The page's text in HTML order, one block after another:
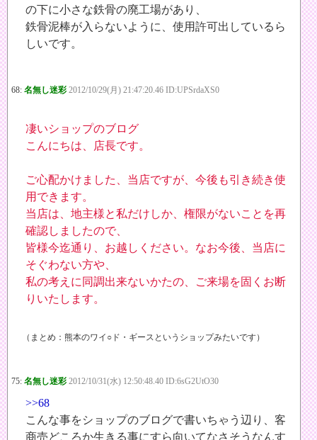
の下に小さな鉄骨の廃工場があり、
鉄骨泥棒が入らないように、使用許可出しているら
しいです。
68: 名無し迷彩 2012/10/29(月) 21:47:20.46 ID:UPSrdaXS0
凄いショップのブログ
こんにちは、店長です。
ご心配かけました、当店ですが、今後も引き続き使
用できます。
当店は、地主様と私だけしか、権限がないことを再
確認しましたので、
皆様今迄通り、お越しください。なお今後、当店に
そぐわない方や、
私の考えに同調出来ないかたの、ご来場を固くお断
りいたします。
（まとめ：熊本のワイ○ド・ギースというショップみたいです）
75: 名無し迷彩 2012/10/31(水) 12:50:48.40 ID:6sG2UtO30
>>68
こんな事をショップのブログで書いちゃう辺り、客
商売どころか生きる事にすら向いてなさそうなんす